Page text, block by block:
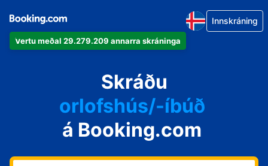
Vertu meðal 29.279.209 annarra skráninga
Innskráning
Skráðu
íbúðina þína
hótelið þitt
orlofshús/-íbúð
gistihúsið þitt
gistiheimilið þitt
á Booking.com